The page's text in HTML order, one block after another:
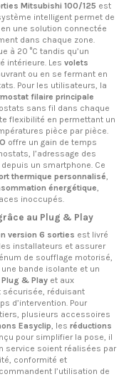
Mitsubishi 100/125 est
intelligent permet de
une solution connectée
dans chaque zone.
à 20 °C tandis qu’un
intérieure. Les volets
ou en se fermant en
Pour les utilisateurs, la
filaire principale
sans fil dans chaque
flexibilité en permettant un
pièce par pièce.
offre un gain de temps
l’adressage des
un smartphone. Ce
thermique personnalisé,
énergétique,
inoccupés.
au Plug & Play
version 6 sorties est livré
installateurs et assurer
de soufflage motorisé,
bande isolante et un
Plug & Play et aux
sécurisée, réduisant
d’intervention. Pour
plusieurs accessoires
Easyclip , les réductions
pour simplifier la pose, il
service soient réalisées par
conformité et
l’utilisation de